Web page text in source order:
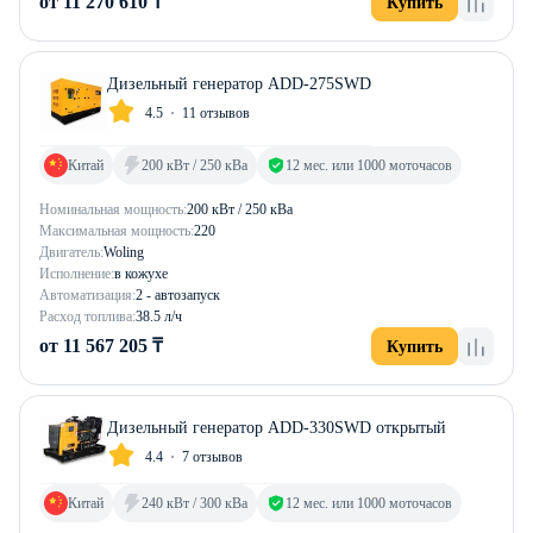
Дизельный генератор ADD-275SWD
4.5 11 отзывов
Номинальная мощность:200 кВт / 250 кВа
Максимальная мощность:220
Двигатель:Woling
Исполнение:в кожухе
Автоматизация:2 - автозапуск
Расход топлива:38.5 л/ч
Китай 200 кВт / 250 кВа 12 мес. или 1000 моточасов
от 11 567 205 ₸ Купить
Дизельный генератор ADD-330SWD открытый
4.4 7 отзывов
Китай 240 кВт / 300 кВа 12 мес. или 1000 моточасов